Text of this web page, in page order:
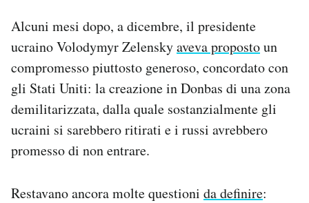
Alcuni mesi dopo, a dicembre, il presidente
ucraino Volodymyr Zelenskyaveva propostoun
compromesso piuttosto generoso, concordato con
gli Stati Uniti: la creazione in Donbas di una zona
demilitarizzata, dalla quale sostanzialmente gli
ucraini si sarebbero ritirati e i russi avrebbero
promesso di non entrare.
Restavano ancora molte questioni da definire: